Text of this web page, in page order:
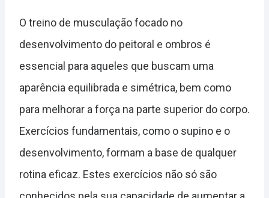
O treino de musculação focado no
desenvolvimento do peitoral e ombros é
essencial para aqueles que buscam uma
aparência equilibrada e simétrica, bem como
para melhorar a força na parte superior do corpo.
Exercícios fundamentais, como o supino e o
desenvolvimento, formam a base de qualquer
rotina eficaz. Estes exercícios não só são